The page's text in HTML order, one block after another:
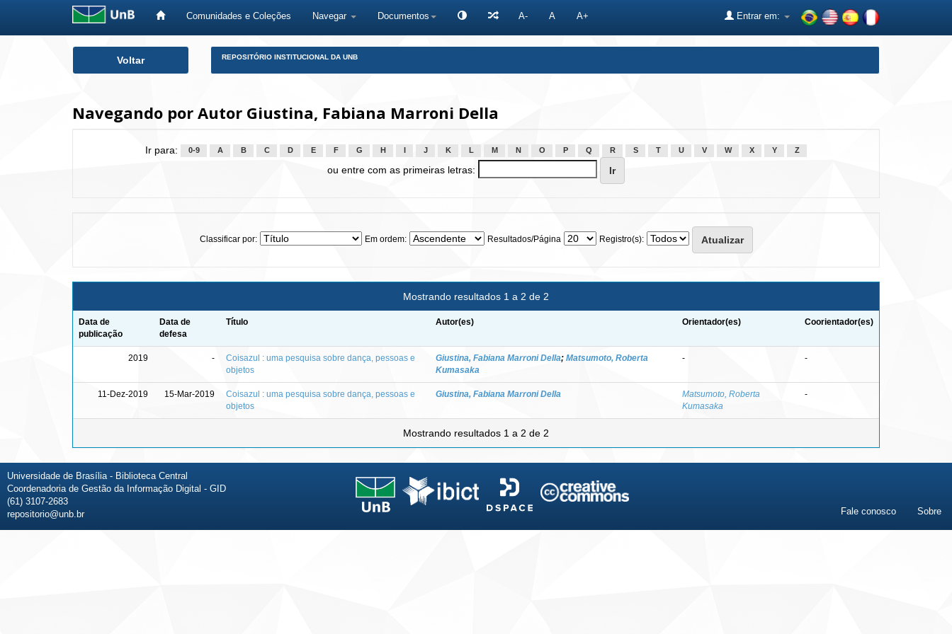
Comunidades e Coleções Navegar Documentos A- A A+ Entrar em:
Voltar REPOSITÓRIO INSTITUCIONAL DA UNB
Navegando por Autor Giustina, Fabiana Marroni Della
Ir para: 0-9 A B C D E F G H J K L M N O P Q R S T U V W X Y Z
ou entre com as primeiras letras:
Classificar por: Em ordem: Resultados/Página Registro(s):
Mostrando resultados 1 a 2 de 2
Data de
publicação
Data de
defesa
Título Autor(es) Orientador(es) Coorientador(es)
2019 -
Coisazul : uma pesquisa sobre dança, pessoas e
objetos
Giustina, Fabiana Marroni Della; Matsumoto, Roberta
Kumasaka
- -
11-Dez-2019 15-Mar-2019
Coisazul : uma pesquisa sobre dança, pessoas e
objetos
Giustina, Fabiana Marroni Della
Matsumoto, Roberta
Kumasaka
-
Mostrando resultados 1 a 2 de 2
Universidade de Brasília - Biblioteca Central
Coordenadoria de Gestão da Informação Digital - GID
(61) 3107-2683
repositorio@unb.br
Fale conosco Sobre